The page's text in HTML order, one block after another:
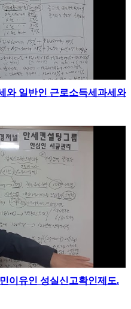
와 일반인 근로소득세과세와
이유인 성실신고확인제도.